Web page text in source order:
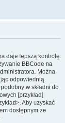
daje lepszą kontrolę
BBCode na
Można
odpowiednią
w składni do
[przykład]
Aby uzyskać
dostępnym ze
.